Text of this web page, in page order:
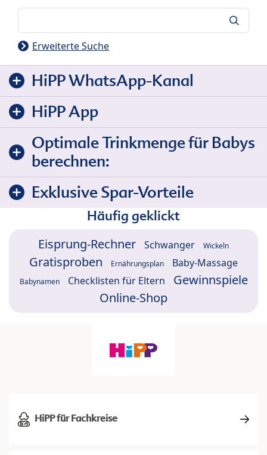
Erweiterte Suche
HiPP WhatsApp-Kanal
HiPP App
Optimale Trinkmenge für Babys
berechnen:
Exklusive Spar-Vorteile
Häufig geklickt
Eisprung-Rechner Schwanger Wickeln
Gratisproben Ernährungsplan Baby-Massage
Babynamen Checklisten für Eltern
Gewinnspiele
Online-Shop
HiPP für Fachkreise